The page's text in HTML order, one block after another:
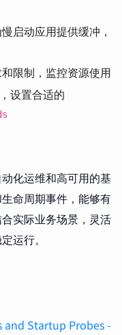
启动应用提供缓冲，
限制，监控资源使用
设置合适的
化运维和高可用的基
命周期事件，能够有
实际业务场景，灵活
运行。
and Startup Probes -